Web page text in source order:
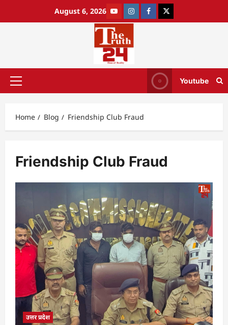
August 6, 2026
Youtube
Home Blog Friendship Club Fraud
Friendship Club Fraud
उत्तर प्रदेश